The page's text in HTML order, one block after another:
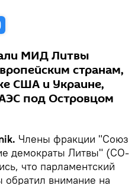
МИД Литвы
странам,
США и Украине,
под Островцом
Члены фракции "Союз
демократы Литвы" (СО-
что парламентский
внимание на